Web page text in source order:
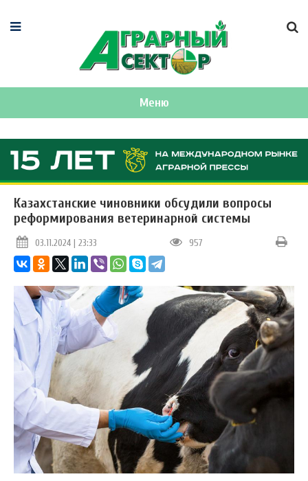
Меню
Казахстанские чиновники обсудили вопросы
реформирования ветеринарной системы
03.11.2024 | 23:33 957